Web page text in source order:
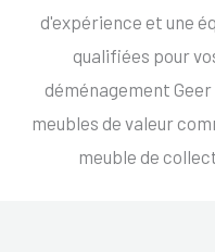
d'expérience et une
qualifiées pour
déménagement
meubles de valeur
meuble de